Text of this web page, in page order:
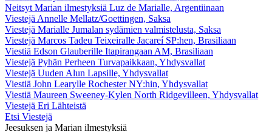
Neitsyt Marian ilmestyksiä Luz de Marialle, Argentiinaan
Viestejä Annelle Mellatz/Goettingen, Saksa
Viestejä Marialle Jumalan sydämien valmistelusta, Saksa
Viestejä Marcos Tadeu Teixeiralle Jacareí SP:hen, Brasiliaan
Viestiä Edson Glauberille Itapirangaan AM, Brasiliaan
Viestejä Pyhän Perheen Turvapaikkaan, Yhdysvallat
Viestejä Uuden Alun Lapsille, Yhdysvallat
Viestiä John Learylle Rochester NY:hin, Yhdysvallat
Viestiä Maureen Sweeney-Kylen North Ridgevilleen, Yhdysvallat
Viestejä Eri Lähteistä
Etsi Viestejä
Jeesuksen ja Marian ilmestyksiä